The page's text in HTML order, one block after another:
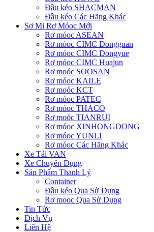
Đầu kéo SHACMAN
Đầu kéo Các Hãng Khác
Sơ Mi Rơ Móoc Mới
Rơ móoc ASEAN
Rơ móoc CIMC Dongguan
Rơ móoc CIMC Dongyue
Rơ móoc CIMC Huajun
Rơ moóc SOOSAN
Rơ móoc KAILE
Rơ moóc KCT
Rơ móoc PATEC
Rơ móoc THACO
Rơ moóc TIANRUI
Rơ móoc XINHONGDONG
Rơ móoc YUNLI
Rơ móoc Các Hãng Khác
Xe Tải VAN
Xe Chuyên Dụng
Sản Phẩm Thanh Lý
Container
Đầu kéo Qua Sử Dụng
Rơ mooc Qua Sử Dụng
Tin Tức
Dịch Vụ
Liên Hệ